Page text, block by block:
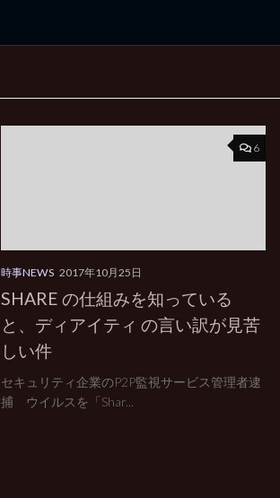
6
時事NEWS 2017年10月25日
SHARE の仕組みを知っている
と、ディアイティ の言い訳が見苦
しい件
セキュリティ企業のP2P監視サービス管理者逮
捕 ウイルスを「Shar...